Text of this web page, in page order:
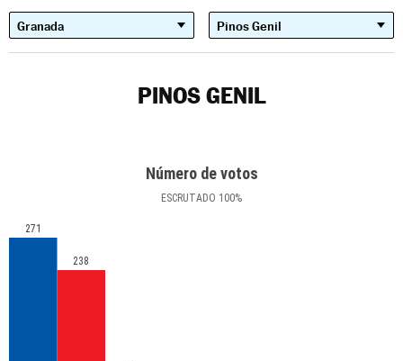
PINOS GENIL
Número de votos
ESCRUTADO 100%
271
238